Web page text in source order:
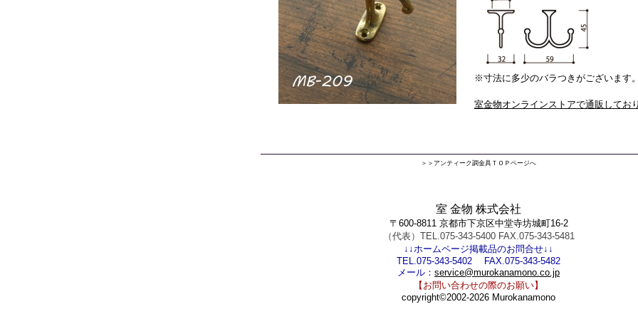
※寸法に多少のバラつきがございます。
室金物オンラインストアで通販してお
＞＞アンティーク調金具ＴＯＰページへ
室 金物 株式会社
〒600-8811 京都市下京区中堂寺坊城町16-2
（代表）TEL.075-343-5400 FAX.075-343-5481
↓↓ホームページ掲載品のお問合せ↓↓
TEL.075-343-5402 FAX.075-343-5482
メール： service@murokanamono.co.jp
【お問い合わせの際のお願い】
copyright©2002-2026 Murokanamono